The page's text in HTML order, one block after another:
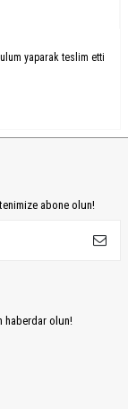
yaparak teslim etti
abone olun!
haberdar olun!